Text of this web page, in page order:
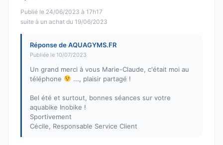
Publié le 24/06/2023 à 17h17
suite à un achat du 19/06/2023
Réponse de AQUAGYMS.FR
Publiée le 10/07/2023
Un grand merci à vous Marie-Claude, c'était moi au
téléphone
..., plaisir partagé !
Bel été et surtout, bonnes séances sur votre
aquabike Inobike !
Sportivement
Cécile, Responsable Service Client